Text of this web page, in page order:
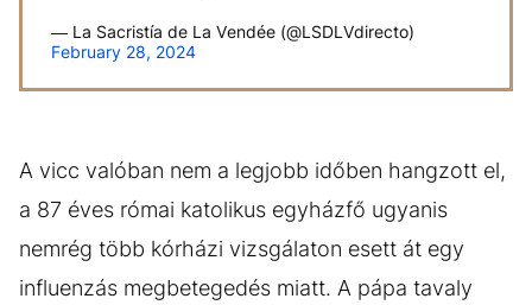
— La Sacristía de La Vendée (@LSDLVdirecto)
February 28, 2024
A vicc valóban nem a legjobb időben hangzott el,
a 87 éves római katolikus egyházfő ugyanis
nemrég több kórházi vizsgálaton esett át egy
influenzás megbetegedés miatt. A pápa tavaly